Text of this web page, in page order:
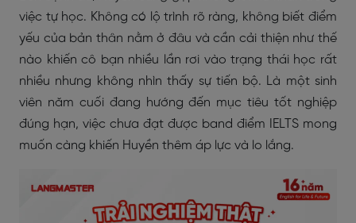
việc tự học. Không có lộ trình rõ ràng, không biết điểm
yếu của bản thân nằm ở đâu và cần cải thiện như thế
nào khiến cô bạn nhiều lần rơi vào trạng thái học rất
nhiều nhưng không nhìn thấy sự tiến bộ. Là một sinh
viên năm cuối đang hướng đến mục tiêu tốt nghiệp
đúng hạn, việc chưa đạt được band điểm IELTS mong
muốn càng khiến Huyền thêm áp lực và lo lắng.